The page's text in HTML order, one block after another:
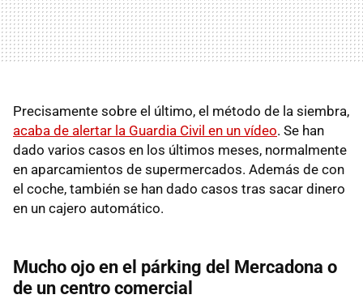
Precisamente sobre el último, el método de la siembra,
acaba de alertar la Guardia Civil en un vídeo. Se han
dado varios casos en los últimos meses, normalmente
en aparcamientos de supermercados. Además de con
el coche, también se han dado casos tras sacar dinero
en un cajero automático.
Mucho ojo en el párking del Mercadona o
de un centro comercial